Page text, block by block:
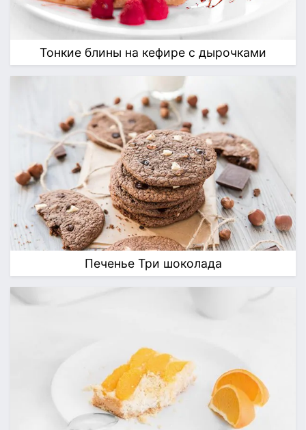
Тонкие блины на кефире с дырочками
Печенье Три шоколада